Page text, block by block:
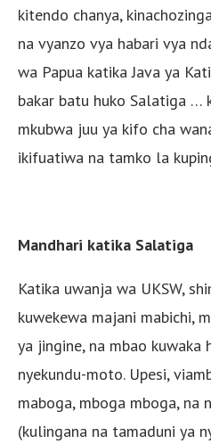
kitendo chanya,
na vyanzo vya habari vya
wa Papua katika Java ya
bakar batu huko Salatiga …
mkubwa juu ya kifo cha
ikifuatiwa na tamko la
Mandhari katika Salatiga
Katika uwanja wa UKSW,
kuwekewa majani mabichi,
ya jingine, na mbao kuwaka
nyekundu-moto. Upesi,
maboga, mboga mboga, na
(kulingana na tamaduni ya